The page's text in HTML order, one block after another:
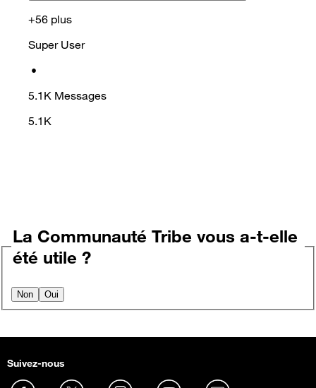
+56 plus
Super User
•
5.1K Messages
5.1K
La Communauté Tribe vous a-t-elle
été utile ?
Non Oui
Suivez-nous